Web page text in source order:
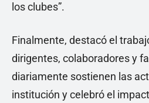
los clubes”.
Finalmente, destacó el
dirigentes, colaboradores y
diariamente sostienen las
institución y celebró el